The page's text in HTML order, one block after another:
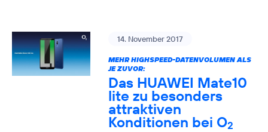
14. November 2017
MEHR HIGHSPEED-DATENVOLUMEN ALS
JE ZUVOR:
Das HUAWEI Mate10
lite zu besonders
attraktiven
Konditionen bei O2